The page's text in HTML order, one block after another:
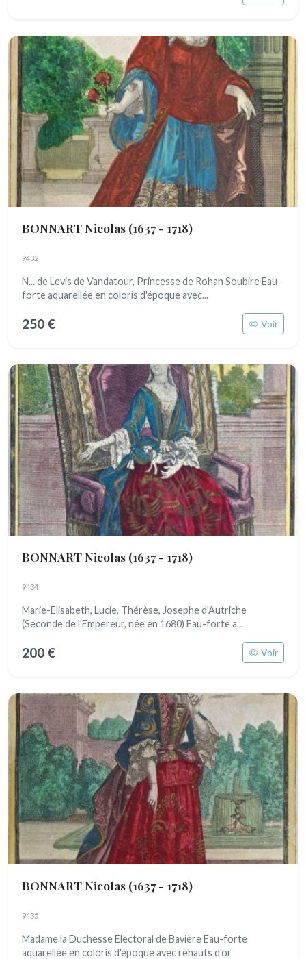
BONNART Nicolas (1637 - 1718)
9432
N... de Levis de Vandatour, Princesse de Rohan Soubire Eau-
forte aquarellée en coloris d'époque avec...
250 € Voir
BONNART Nicolas (1637 - 1718)
9434
Marie-Elisabeth, Lucie, Thérèse, Josephe d'Autriche
(Seconde de l'Empereur, née en 1680) Eau-forte a...
200 € Voir
BONNART Nicolas (1637 - 1718)
9435
Madame la Duchesse Electoral de Bavière Eau-forte
aquarellée en coloris d'époque avec rehauts d'or